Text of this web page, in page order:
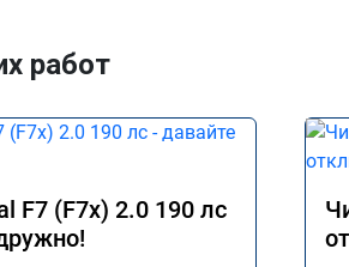
работ
F7 (F7x) 2.0 190 лс